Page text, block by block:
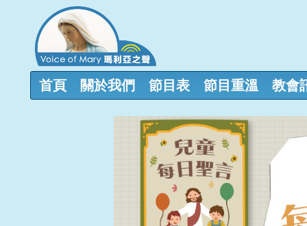
首頁 關於我們 節目表 節目重溫 教會